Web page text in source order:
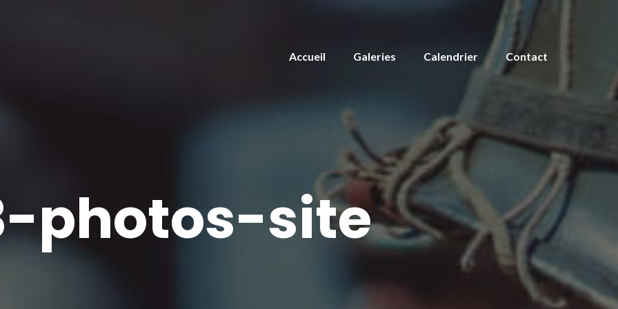
Accueil Galeries Calendrier Contact
photos-site